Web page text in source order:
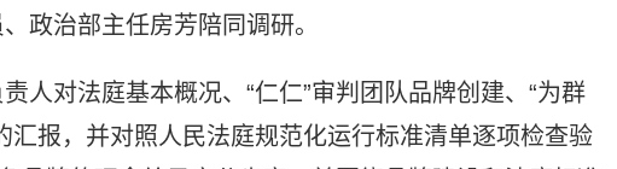
政治部主任房芳陪同调研。
人对法庭基本概况、“仁仁”审判团队品牌创建、“为群
汇报，并对照人民法庭规范化运行标准清单逐项检查验